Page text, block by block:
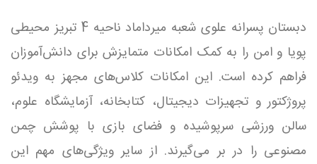
دبستان پسرانه علوی شعبه میرداماد ناحیه 4 تبریز محیطی
پویا و امن را به کمک امکانات متمایزش برای دانش‌آموزان
فراهم کرده است. این امکانات کلاس‌های مجهز به ویدئو
پروژکتور و تجهیزات دیجیتال، کتابخانه، آزمایشگاه علوم،
سالن ورزشی سرپوشیده و فضای بازی با پوشش چمن
مصنوعی را در بر می‌گیرند. از سایر ویژگی‌های مهم این